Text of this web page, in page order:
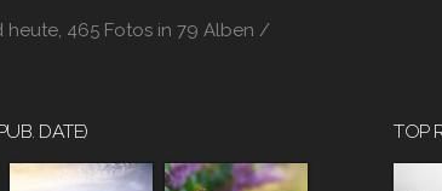
heute, 465 Fotos in 79 Alben /
DATE) TOP